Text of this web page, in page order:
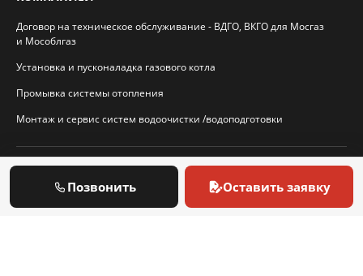
Договор на техническое обслуживание - ВДГО, ВКГО для Мосгаз
и Мособлгаз
Установка и пусконаладка газового котла
Промывка системы отопления
Монтаж и сервис систем водоочистки /водоподготовки
© 2026 И.П. Кротиков С.А. Virtbridge.ru
Позвонить Оставить заявку